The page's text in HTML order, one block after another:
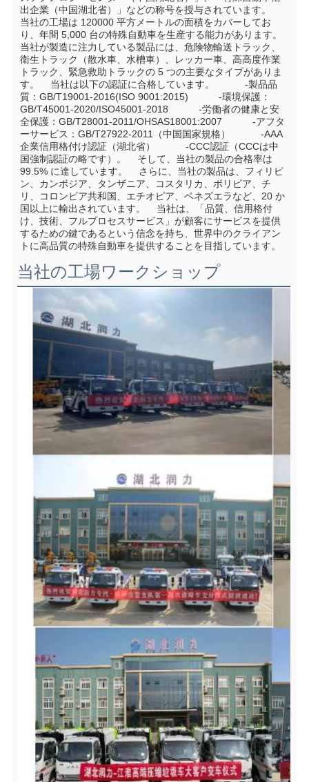
出企業（中国湖北省）」などの称号を授与されています。
当社の工場は 120000 平方メートルの面積をカバーしてお
り、年間 5,000 台の特殊自動車を生産する能力があります。
当社が製造に注力している製品には、危険物輸送トラック、
衛生トラック（散水車、水槽車）、レッカー車、高高度作業
トラック、緊急救助トラックの 5 つの主要なタイプがありま
す。    当社は以下の認証に合格しています。           -製品品
質：GB/T19001-2016(ISO 9001:2015)           -環境保護：
GB/T45001-2020/ISO45001-2018           -労働者の健康と安
全保護：GB/T28001-2011/OHSAS18001:2007           -アフタ
ーサービス：GB/T27922-2011（中国国家規格）           -AAA
企業信用格付け認証（湖北省）           -CCC認証（CCCは中
国強制認証の略です）。    そして、当社の製品の合格率は
99.5% に達しています。    さらに、当社の製品は、フィリピ
ン、カンボジア、タンザニア、コスタリカ、ボリビア、チ
リ、コロンビア共和国、エチオピア、ベネズエラなど、20 か
国以上に輸出されています。    当社は、「品質、信用格付
け、技術、フルプロセスサービス」が顧客にサービスを提供
するための鍵であるという信念を持ち、世界中のクライアン
トに高品質の特殊自動車を提供することを目指しています。
当社の工場ワークショップ